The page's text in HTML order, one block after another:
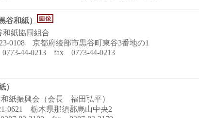
和紙）
和紙協同組合
0108 京都府綾部市黒谷町東谷3番地の1
44-0213 fax 0773-44-0213
）
和紙振興会（会長 福田弘平）
0621 栃木県那須郡烏山中央2